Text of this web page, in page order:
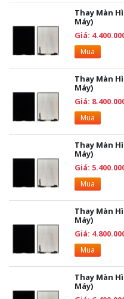
Thay Màn
Máy)
Giá:
Mua
Thay Màn
Máy)
Giá:
Mua
Thay Màn
Máy)
Giá:
Mua
Thay Màn
Máy)
Giá:
Mua
Thay Màn
Máy)